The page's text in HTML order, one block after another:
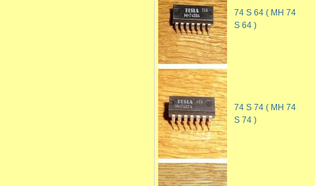
74 S 64 ( MH 74
S 64 )
74 S 74 ( MH 74
S 74 )